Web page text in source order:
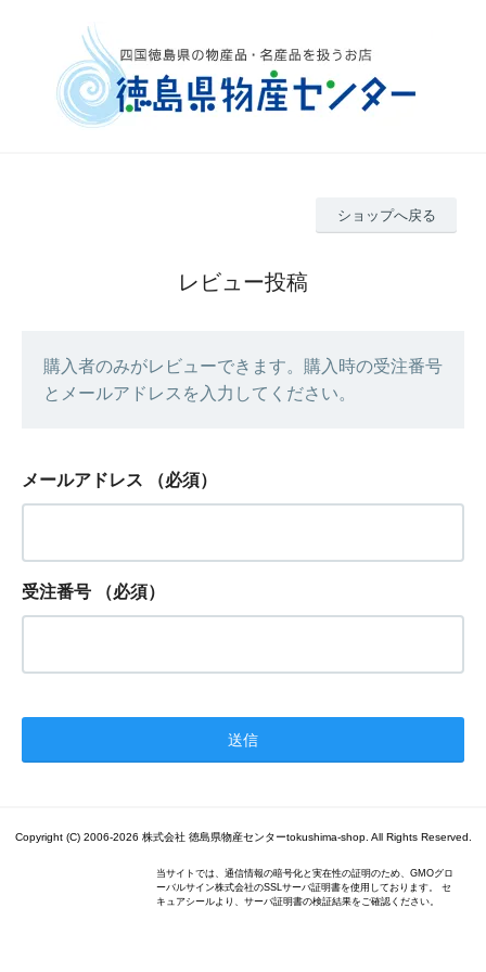
ショップへ戻る
レビュー投稿
購入者のみがレビューできます。購入時の受注番号
とメールアドレスを入力してください。
メールアドレス （必須）
受注番号 （必須）
Copyright (C) 2006-2026 株式会社 徳島県物産センターtokushima-shop. All Rights Reserved.
当サイトでは、通信情報の暗号化と実在性の証明のため、GMOグロ
ーバルサイン株式会社のSSLサーバ証明書を使用しております。 セ
キュアシールより、サーバ証明書の検証結果をご確認ください。